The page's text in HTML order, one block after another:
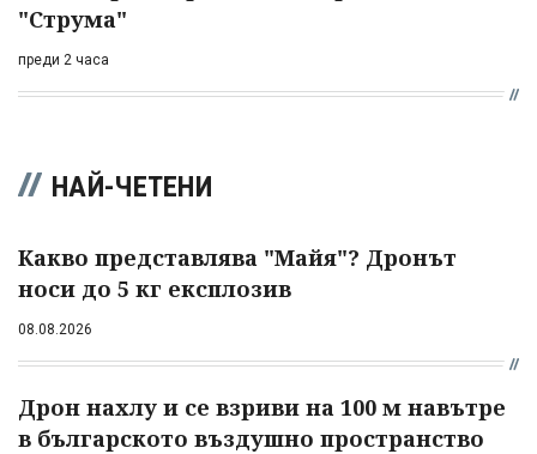
"Струма"
преди 2 часа
НАЙ-ЧЕТЕНИ
Какво представлява "Майя"? Дронът
носи до 5 кг експлозив
08.08.2026
Дрон нахлу и се взриви на 100 м навътре
в българското въздушно пространство